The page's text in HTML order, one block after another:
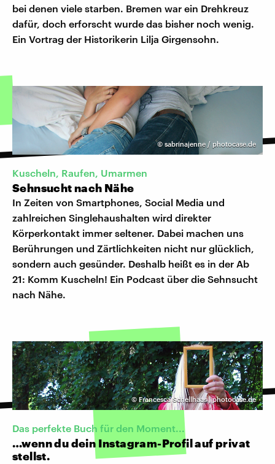
bei denen viele starben. Bremen war ein Drehkreuz
dafür, doch erforscht wurde das bisher noch wenig.
Ein Vortrag der Historikerin Lilja Girgensohn.
© sabrinajenne / photocase.de
Kuscheln, Raufen, Umarmen
Sehnsucht nach Nähe
In Zeiten von Smartphones, Social Media und
zahlreichen Singlehaushalten wird direkter
Körperkontakt immer seltener. Dabei machen uns
Berührungen und Zärtlichkeiten nicht nur glücklich,
sondern auch gesünder. Deshalb heißt es in der Ab
21: Komm Kuscheln! Ein Podcast über die Sehnsucht
nach Nähe.
©Francesca Schellhaas | photocase.de
Das perfekte Buch für den Moment...
…wenn du dein Instagram-Profil auf privat
stellst.